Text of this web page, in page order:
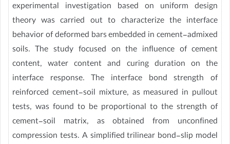
experimental investigation based on uniform design
theory was carried out to characterize the interface
behavior of deformed bars embedded in cement-admixed
soils. The study focused on the influence of cement
content, water content and curing duration on the
interface response. The interface bond strength of
reinforced cement-soil mixture, as measured in pullout
tests, was found to be proportional to the strength of
cement-soil matrix, as obtained from unconfined
compression tests. A simplified trilinear bond-slip model